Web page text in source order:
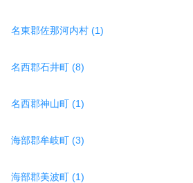
名東郡佐那河内村 (1)
名西郡石井町 (8)
名西郡神山町 (1)
海部郡牟岐町 (3)
海部郡美波町 (1)